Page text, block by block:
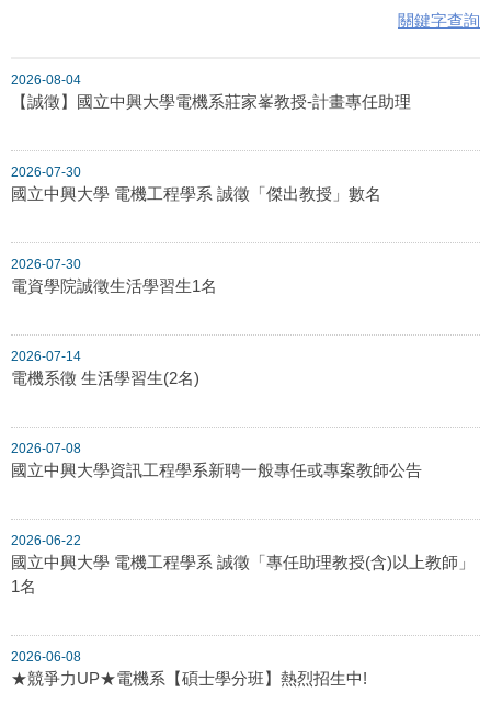
關鍵字查詢
2026-08-04
【誠徵】國立中興大學電機系莊家峯教授-計畫專任助理
2026-07-30
國立中興大學 電機工程學系 誠徵「傑出教授」數名
2026-07-30
電資學院誠徵生活學習生1名
2026-07-14
電機系徵 生活學習生(2名)
2026-07-08
國立中興大學資訊工程學系新聘一般專任或專案教師公告
2026-06-22
國立中興大學 電機工程學系 誠徵「專任助理教授(含)以上教師」
1名
2026-06-08
★競爭力UP★電機系【碩士學分班】熱烈招生中!